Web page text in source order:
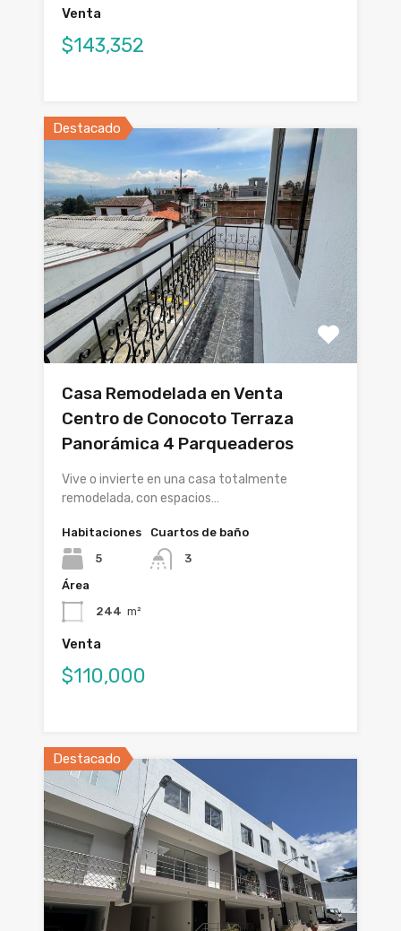
Venta
$143,352
Destacado
Casa Remodelada en Venta
Centro de Conocoto Terraza
Panorámica 4 Parqueaderos
Vive o invierte en una casa totalmente
remodelada, con espacios…
Habitaciones
5
Cuartos de baño
3
Área
244 m²
Venta
$110,000
Destacado